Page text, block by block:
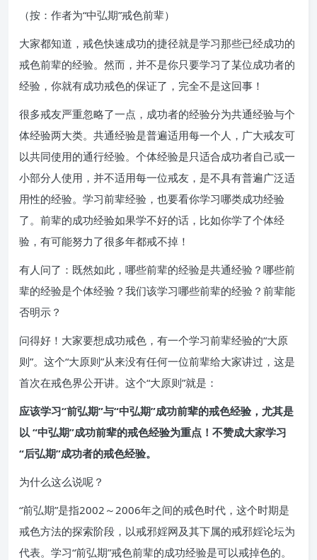
（按：作者为“中弘期”戒色前辈）
大家都知道，戒色快速成功的捷径就是学习那些已经成功的
戒色前辈的经验。然而，并不是你只要学习了某位成功者的
经验，你就有成功戒色的保证了，完全不是这回事！
很多戒友严重忽略了一点，成功者的经验分为共通经验与个
体经验两大类。共通经验是普遍适用每一个人，广大戒友可
以共同使用的通行经验。个体经验是只适合成功者自己或一
小部分人使用，并不适用每一位戒友，是不具有普遍广泛适
用性的经验。学习前辈经验，也要看你学习哪类成功经验
了。前辈的成功经验如果学不好的话，比如你学了个体经
验，有可能努力了很多年都戒不掉！
有人问了：既然如此，哪些前辈的经验是共通经验？哪些前
辈的经验是个体经验？我们该学习哪些前辈的经验？前辈能
否明示？
问得好！大家要想成功戒色，有一个学习前辈经验的“大原
则”。这个“大原则”从来没有任何一位前辈给大家讲过，这是
首次在戒色界公开讲。这个“大原则”就是：
应该学习“前弘期”与“中弘期”成功前辈的戒色经验，尤其是
以 “中弘期”成功前辈的戒色经验为重点！不赞成大家学习
“后弘期”成功者的戒色经验。
为什么这么说呢？
“前弘期”是指2002～2006年之间的戒色时代，这个时期是
戒色方法的探索阶段，以戒邪婬网及其下属的戒邪婬论坛为
代表。学习“前弘期”戒色前辈的成功经验是可以戒掉色的。